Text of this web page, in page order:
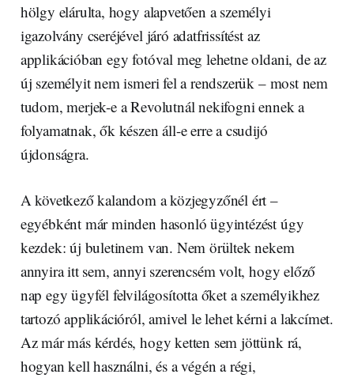
hölgy elárulta, hogy alapvetően a személyi
igazolvány cseréjével járó adatfrissítést az
applikációban egy fotóval meg lehetne oldani, de az
új személyit nem ismeri fel a rendszerük – most nem
tudom, merjek-e a Revolutnál nekifogni ennek a
folyamatnak, ők készen áll-e erre a csudijó
újdonságra.
A következő kalandom a közjegyzőnél ért –
egyébként már minden hasonló ügyintézést úgy
kezdek: új buletinem van. Nem örültek nekem
annyira itt sem, annyi szerencsém volt, hogy előző
nap egy ügyfél felvilágosította őket a személyikhez
tartozó applikációról, amivel le lehet kérni a lakcímet.
Az már más kérdés, hogy ketten sem jöttünk rá,
hogyan kell használni, és a végén a régi,